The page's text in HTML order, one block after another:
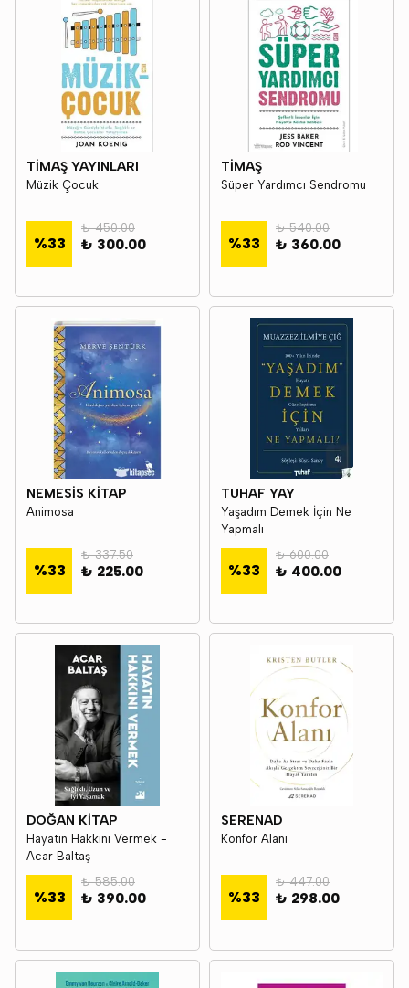
TİMAŞ YAYINLARI
Müzik Çocuk
%33
₺ 450.00
₺ 300.00
TİMAŞ
Süper Yardımcı Sendromu
%33
₺ 540.00
₺ 360.00
NEMESİS KİTAP
Animosa
%33
₺ 337.50
₺ 225.00
TUHAF YAY
Yaşadım Demek İçin Ne
Yapmalı
%33
₺ 600.00
₺ 400.00
DOĞAN KİTAP
Hayatın Hakkını Vermek -
Acar Baltaş
%33
₺ 585.00
₺ 390.00
SERENAD
Konfor Alanı
%33
₺ 447.00
₺ 298.00